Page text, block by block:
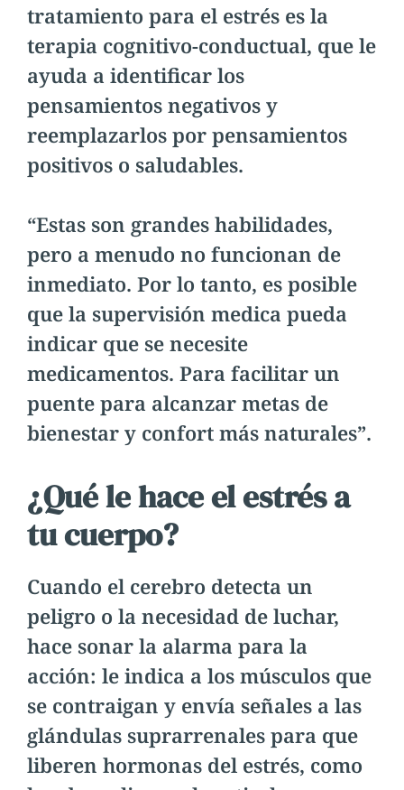
tratamiento para el estrés es la
terapia cognitivo-conductual, que le
ayuda a identificar los
pensamientos negativos y
reemplazarlos por pensamientos
positivos o saludables.
“Estas son grandes habilidades,
pero a menudo no funcionan de
inmediato. Por lo tanto, es posible
que la supervisión medica pueda
indicar que se necesite
medicamentos. Para facilitar un
puente para alcanzar metas de
bienestar y confort más naturales”.
¿Qué le hace el estrés a
tu cuerpo?
Cuando el cerebro detecta un
peligro o la necesidad de luchar,
hace sonar la alarma para la
acción: le indica a los músculos que
se contraigan y envía señales a las
glándulas suprarrenales para que
liberen hormonas del estrés, como